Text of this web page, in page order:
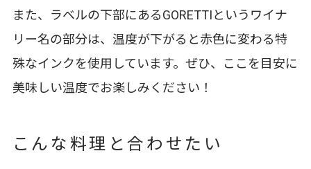
また、ラベルの下部にあるGORETTIというワイナ
リー名の部分は、温度が下がると赤色に変わる特
殊なインクを使用しています。ぜひ、ここを目安に
美味しい温度でお楽しみください！
こんな料理と合わせたい